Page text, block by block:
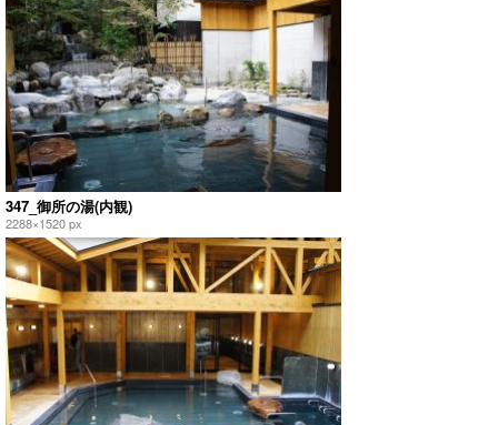
347_御所の湯(内観)
2288×1520 px